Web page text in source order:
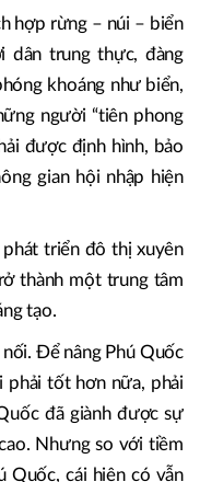
phải là một tọa độ tích
hồn chính là bản sắc
hợp rừng – núi – biển
trung thực, đàng
người “tiên phong
được định hình, bảo
gian hội nhập hiện
triển đô thị xuyên
thành một trung tâm
tạo.